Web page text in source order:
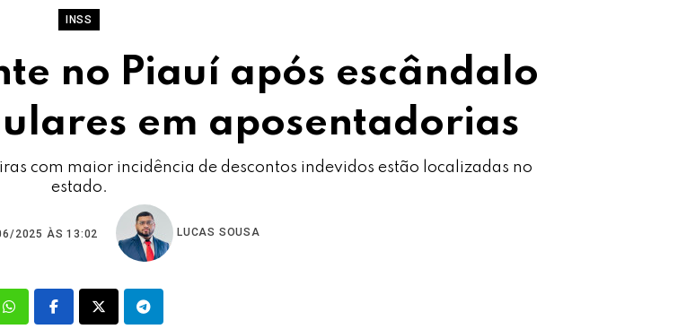
INSS
no Piauí após escândalo
em aposentadorias
com maior incidência de descontos indevidos estão localizadas no
estado.
2025 ÀS 13:02 LUCAS SOUSA